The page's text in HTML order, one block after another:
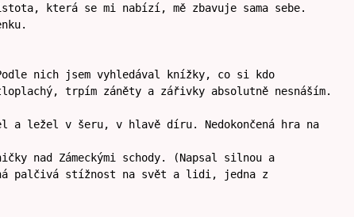
která se mi nabízí, mě zbavuje sama sebe.
nich jsem vyhledával knížky, co si kdo
trpím záněty a zářivky absolutně nesnáším.
a ležel v šeru, v hlavě díru. Nedokončená hra na
nad Zámeckými schody. (Napsal silnou a
palčivá stížnost na svět a lidi, jedna z